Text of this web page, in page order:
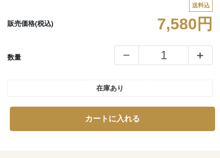
送料込
販売価格(税込) 7,580円
数量
在庫あり
カートに入れる